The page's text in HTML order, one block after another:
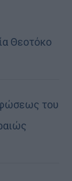
Θεοτόκο
του